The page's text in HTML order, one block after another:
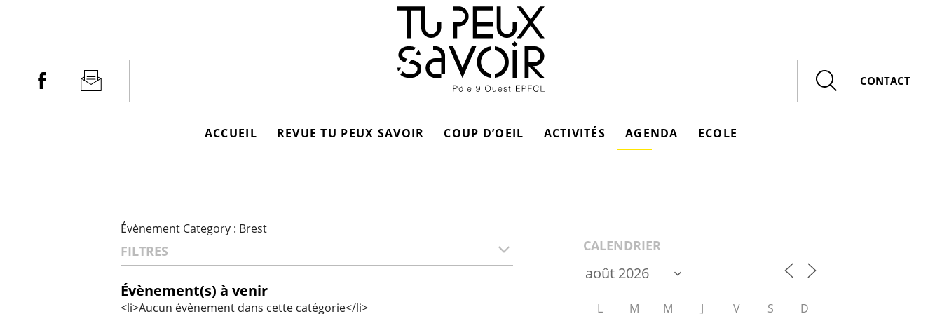
Facebook Newsletter
Rechercher
CONTACT
ACCUEIL REVUE TU PEUX SAVOIR COUP D’OEIL ACTIVITÉS AGENDA ECOLE
Évènement Category : Brest
FILTRES
Évènement(s) à venir
<li>Aucun évènement dans cette catégorie</li>
CALENDRIER
L M M J V S D